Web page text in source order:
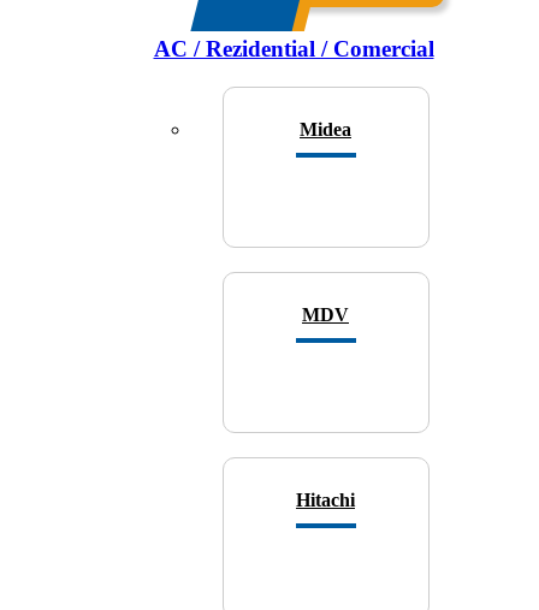
AC / Rezidential / Comercial
Midea
MDV
Hitachi